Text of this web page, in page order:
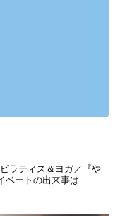
ピラティス＆ヨガ／『や
ベートの出来事は